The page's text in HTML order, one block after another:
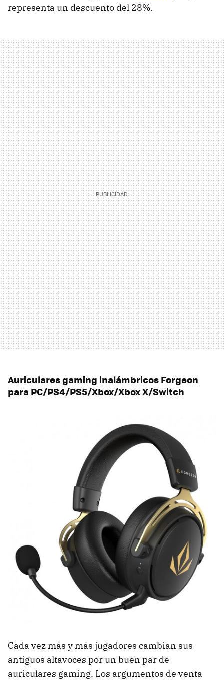
representa un descuento del 28%.
Auriculares gaming inalámbricos Forgeon
para PC/PS4/PS5/Xbox/Xbox X/Switch
Cada vez más y más jugadores cambian sus
antiguos altavoces por un buen par de
auriculares gaming. Los argumentos de venta